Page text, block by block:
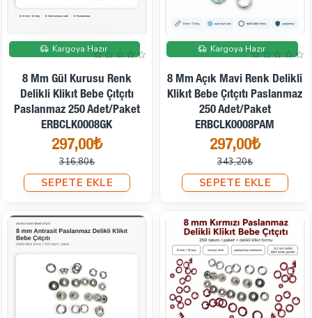
İndirimde
Kargoya Hazır
8 Mm Gül Kurusu Renk
Delikli Klikıt Bebe Çıtçıtı
Paslanmaz 250 Adet/Paket
ERBCLK0008GK
297,00₺
316,80₺
SEPETE EKLE
İndirimde
Kargoya Hazır
8 Mm Açık Mavi Renk Delikli
Klikıt Bebe Çıtçıtı Paslanmaz
250 Adet/Paket
ERBCLK0008PAM
297,00₺
343,20₺
SEPETE EKLE